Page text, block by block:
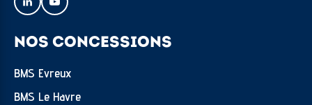
NOS CONCESSIONS
BMS Evreux
BMS Le Havre